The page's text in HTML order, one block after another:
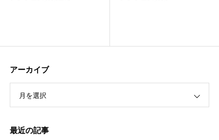
アーカイブ
月を選択
最近の記事